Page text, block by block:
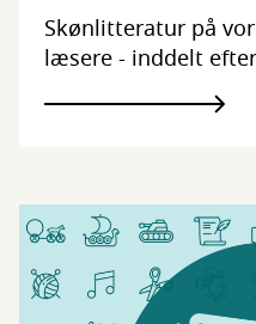
Skønlitteratur på
læsere - inddelt